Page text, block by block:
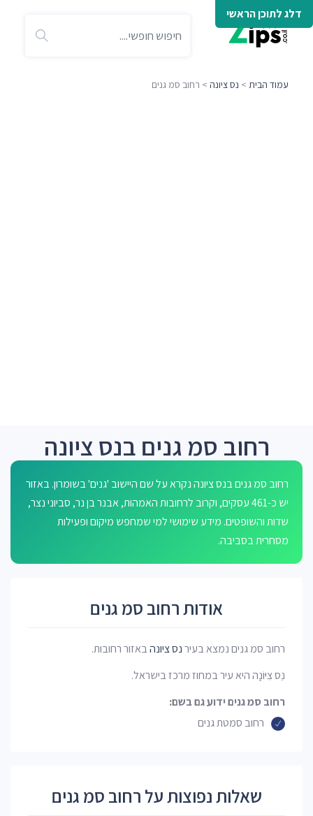
דלג לתוכן הראשי
עמוד הבית > נס ציונה > רחוב סמ גנים
רחוב סמ גנים בנס ציונה
רחוב סמ גנים בנס ציונה נקרא על שם היישוב 'גנים' בשומרון. באזור
יש כ-461 עסקים, וקרוב לרחובות האמהות, אבנר בן נר, סביוני נצר,
שדות והשופטים. מידע שימושי למי שמחפש מיקום ופעילות
מסחרית בסביבה.
אודות רחוב סמ גנים
רחוב סמ גנים נמצא בעירנס ציונהבאזור רחובות.
נֵס צִיּוֹנָה היא עיר במחוז מרכז בישראל.
רחוב סמ גנים ידוע גם בשם:
רחוב סמטת גנים
שאלות נפוצות על רחוב סמ גנים